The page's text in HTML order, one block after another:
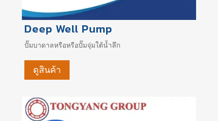
Deep Well Pump
ปั๊มบาดาลหรือหรือปั๊มจุ่มใต้น้ำลึก
ดูสินค้า